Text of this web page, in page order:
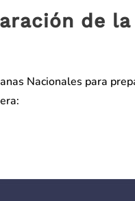
de
Nacionales para